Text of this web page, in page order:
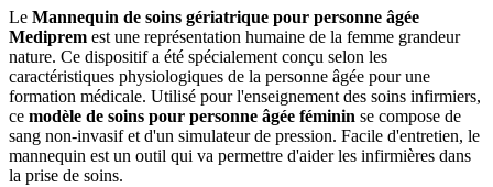
Le Mannequin de soins gériatrique pour personne âgée
Mediprem est une représentation humaine de la femme grandeur
nature. Ce dispositif a été spécialement conçu selon les
caractéristiques physiologiques de la personne âgée pour une
formation médicale. Utilisé pour l'enseignement des soins infirmiers,
ce modèle de soins pour personne âgée féminin se compose de
sang non-invasif et d'un simulateur de pression. Facile d'entretien, le
mannequin est un outil qui va permettre d'aider les infirmières dans
la prise de soins.